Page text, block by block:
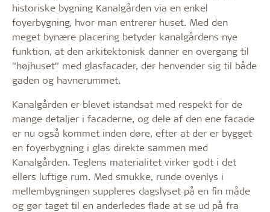
historiske bygning Kanalgården via en enkel
foyerbygning, hvor man entrerer huset. Med den
meget bynære placering betyder kanalgårdens nye
funktion, at den arkitektonisk danner en overgang til
”højhuset” med glasfacader, der henvender sig til både
gaden og havnerummet.
Kanalgården er blevet istandsat med respekt for de
mange detaljer i facaderne, og dele af den ene facade
er nu også kommet inden døre, efter at der er bygget
en foyerbygning i glas direkte sammen med
Kanalgården. Teglens materialitet virker godt i det
ellers luftige rum. Med smukke, runde ovenlys i
mellembygningen suppleres dagslyset på en fin måde
og gør taget til en anderledes flade at se ud på fra